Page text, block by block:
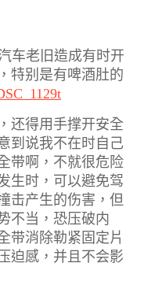
车老旧造成有时开
特别是有啤酒肚的
还得用手撑开安全
到说我不在时自己
带啊，不就很危险
生时，可以避免驾
击产生的伤害，但
不当，恐压破内
带消除勒紧固定片
迫感，并且不会影